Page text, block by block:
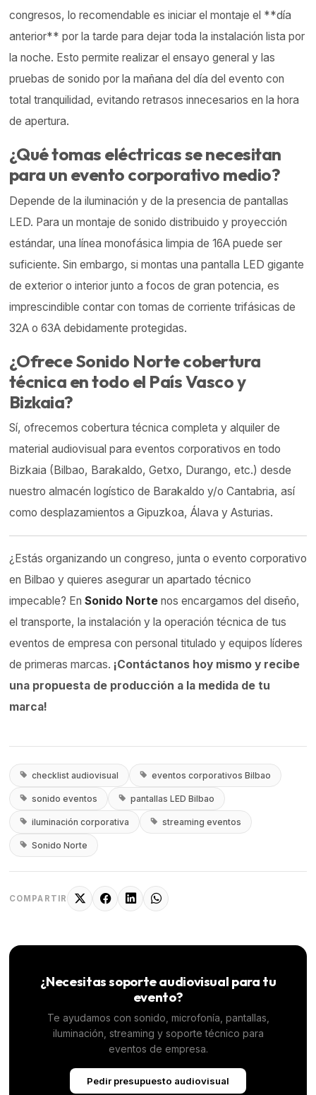
congresos, lo recomendable es iniciar el montaje el **día
anterior** por la tarde para dejar toda la instalación lista por
la noche. Esto permite realizar el ensayo general y las
pruebas de sonido por la mañana del día del evento con
total tranquilidad, evitando retrasos innecesarios en la hora
de apertura.
¿Qué tomas eléctricas se necesitan
para un evento corporativo medio?
Depende de la iluminación y de la presencia de pantallas
LED. Para un montaje de sonido distribuido y proyección
estándar, una línea monofásica limpia de 16A puede ser
suficiente. Sin embargo, si montas una pantalla LED gigante
de exterior o interior junto a focos de gran potencia, es
imprescindible contar con tomas de corriente trifásicas de
32A o 63A debidamente protegidas.
¿Ofrece Sonido Norte cobertura
técnica en todo el País Vasco y
Bizkaia?
Sí, ofrecemos cobertura técnica completa y alquiler de
material audiovisual para eventos corporativos en todo
Bizkaia (Bilbao, Barakaldo, Getxo, Durango, etc.) desde
nuestro almacén logístico de Barakaldo y/o Cantabria, así
como desplazamientos a Gipuzkoa, Álava y Asturias.
¿Estás organizando un congreso, junta o evento corporativo
en Bilbao y quieres asegurar un apartado técnico
impecable? En Sonido Nortenos encargamos del diseño,
el transporte, la instalación y la operación técnica de tus
eventos de empresa con personal titulado y equipos líderes
de primeras marcas. ¡Contáctanos hoy mismo y recibe
una propuesta de producción a la medida de tu
marca!
checklist audiovisual eventos corporativos Bilbao
sonido eventos pantallas LED Bilbao
iluminación corporativa streaming eventos
Sonido Norte
COMPARTIR
¿Necesitas soporte audiovisual para tu
evento?
Te ayudamos con sonido, microfonía, pantallas,
iluminación, streaming y soporte técnico para
eventos de empresa.
Pedir presupuesto audiovisual